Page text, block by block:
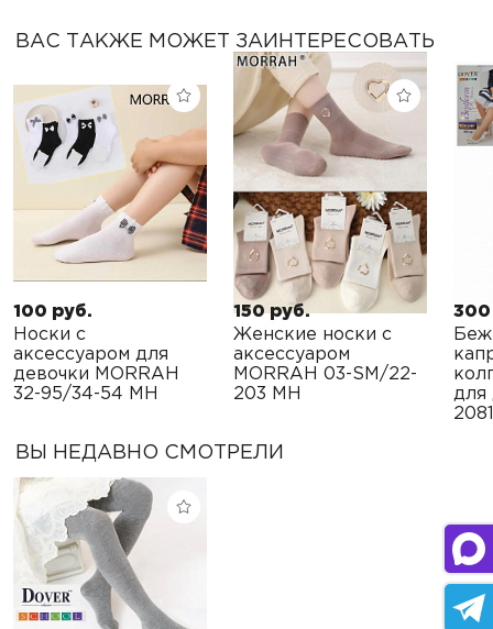
ВАС ТАКЖЕ МОЖЕТ ЗАИНТЕРЕСОВАТЬ
100 руб.
Носки с
аксессуаром для
девочки MORRAH
32-95/34-54 MH
150 руб.
Женские носки с
аксессуаром
MORRAH 03-SM/22-
203 MH
300
для
ВЫ НЕДАВНО СМОТРЕЛИ